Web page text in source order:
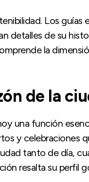
Los guías
detalles de su
la
de la
una función
y celebraciones
tanto de día,
resalta su perfil